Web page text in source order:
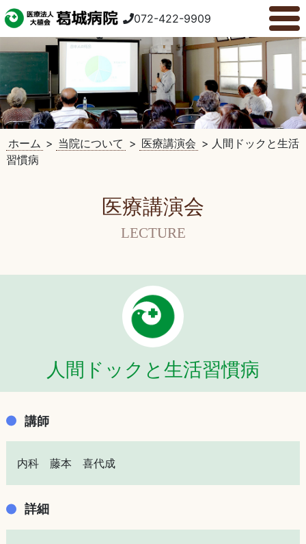
072-422-9909
ホーム > 当院について > 医療講演会 > 人間ドックと生活
習慣病
医療講演会
LECTURE
人間ドックと生活習慣病
講師
内科 藤本 喜代成
詳細